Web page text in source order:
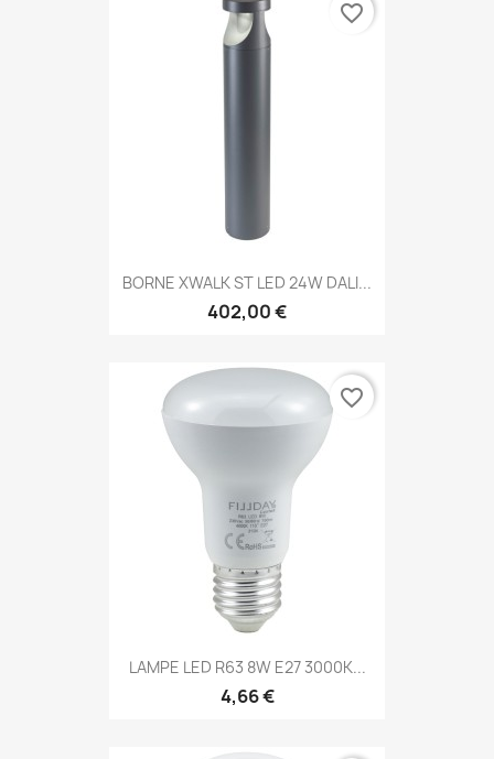
BORNE XWALK ST LED 24W DALI...
402,00 €
favorite_border
LAMPE LED R63 8W E27 3000K...
4,66 €
favorite_border